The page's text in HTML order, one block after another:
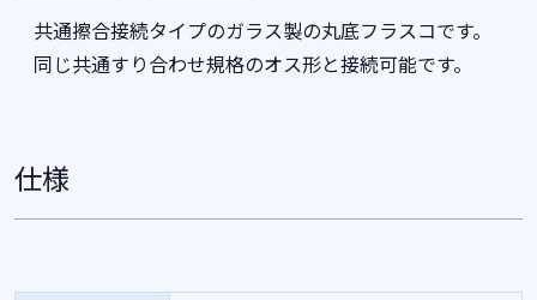
共通擦合接続タイプのガラス製の丸底フラスコです。
同じ共通すり合わせ規格のオス形と接続可能です。
仕様